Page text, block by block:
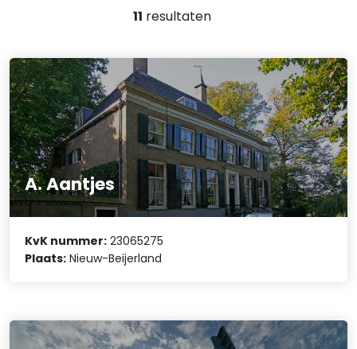
11 resultaten
A. Aantjes
KvK nummer: 23065275
Plaats: Nieuw-Beijerland